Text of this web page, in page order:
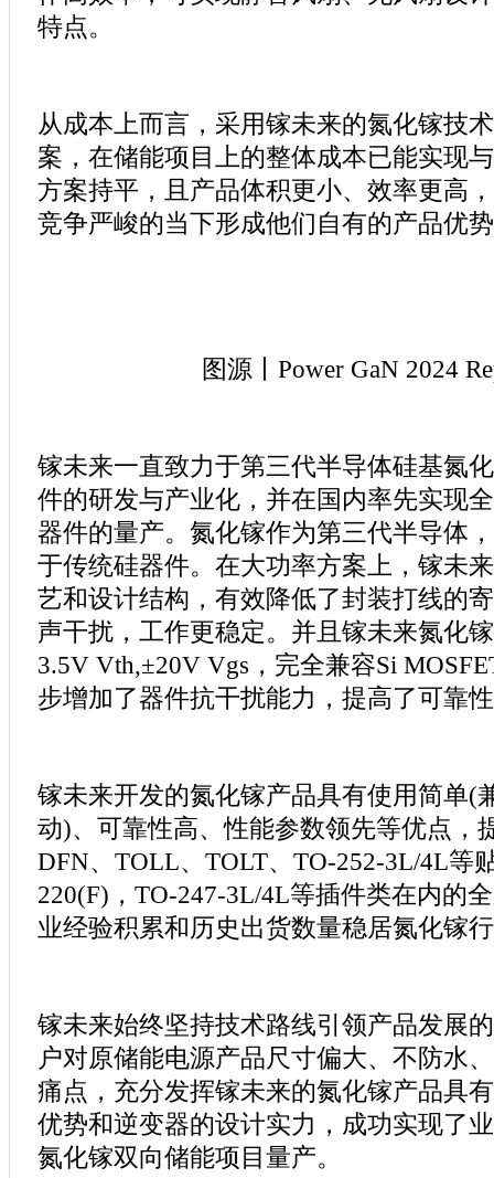
特点。
从成本上而言，采用镓未来的氮化镓技
案，在储能项目上的整体成本已能实现
方案持平，且产品体积更小、效率更高
竞争严峻的当下形成他们自有的产品优
图源丨Power GaN 2024
镓未来一直致力于第三代半导体硅基氮
件的研发与产业化，并在国内率先实现
器件的量产。氮化镓作为第三代半导体
于传统硅器件。在大功率方案上，镓未
艺和设计结构，有效降低了封装打线的
声干扰，工作更稳定。并且镓未来氮化
3.5V Vth,±20V Vgs，完全兼容Si
步增加了器件抗干扰能力，提高了可靠
镓未来开发的氮化镓产品具有使用简单(
动)、可靠性高、性能参数领先等优点，
DFN、TOLL、TOLT、TO-252-3L/4L等
220(F)，TO-247-3L/4L等插件类在内的
业经验积累和历史出货数量稳居氮化镓
镓未来始终坚持技术路线引领产品发展
户对原储能电源产品尺寸偏大、不防水
痛点，充分发挥镓未来的氮化镓产品具
优势和逆变器的设计实力，成功实现了
氮化镓双向储能项目量产。